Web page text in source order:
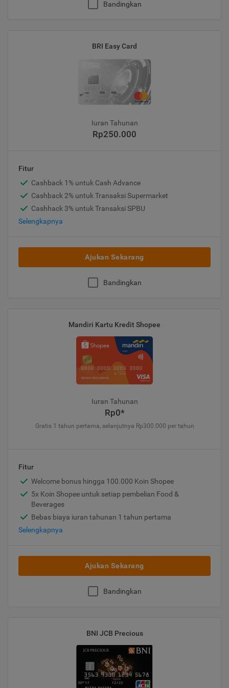
Bandingkan
BRI Easy Card
Iuran Tahunan
Rp250.000
Fitur
Cashback 1% untuk Cash Advance
Cashback 2% untuk Transaksi Supermarket
Cashhack 3% untuk Transaksi SPBU
Selengkapnya
Ajukan Sekarang
Bandingkan
Mandiri Kartu Kredit Shopee
Iuran Tahunan
Rp0*
Gratis 1 tahun pertama, selanjutnya Rp300.000 per tahun
Fitur
Welcome bonus hingga 100.000 Koin Shopee
5x Koin Shopee untuk setiap pembelian Food &
Beverages
Bebas biaya iuran tahunan 1 tahun pertama
Selengkapnya
Ajukan Sekarang
Bandingkan
BNI JCB Precious